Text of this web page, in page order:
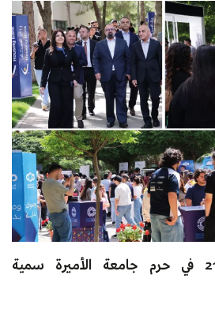
المعرض الوظيفي الـ21 في حرم جامعة الأميرة سمية